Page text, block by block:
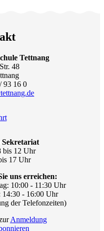
Tettnang
48
93 16 0
Sekretariat
bis 12 Uhr
17 Uhr
uns erreichen:
10:00 - 11:30 Uhr
14:30 - 16:00 Uhr
der Telefonzeiten)
Anmeldung